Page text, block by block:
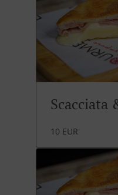
Scacciata
10 EUR